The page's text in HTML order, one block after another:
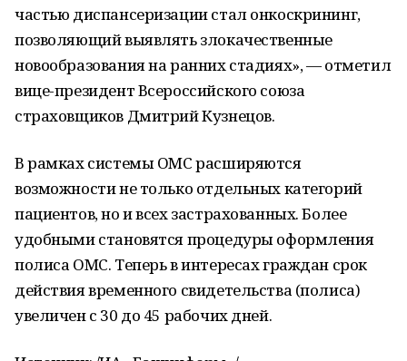
частью диспансеризации стал онкоскрининг,
позволяющий выявлять злокачественные
новообразования на ранних стадиях», — отметил
вице-президент Всероссийского союза
страховщиков Дмитрий Кузнецов.
В рамках системы ОМС расширяются
возможности не только отдельных категорий
пациентов, но и всех застрахованных. Более
удобными становятся процедуры оформления
полиса ОМС. Теперь в интересах граждан срок
действия временного свидетельства (полиса)
увеличен с 30 до 45 рабочих дней.